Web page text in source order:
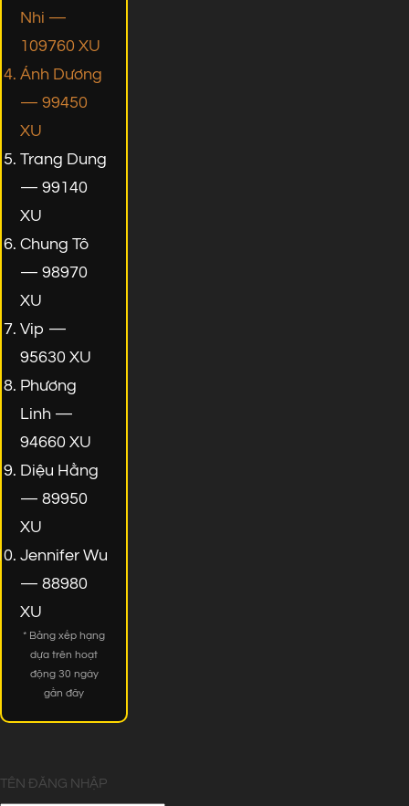
Nhi —
109760 XU
Ánh Dương
— 99450
XU
Trang Dung
— 99140
XU
Chung Tô
— 98970
XU
Vip —
95630 XU
Phương
Linh —
94660 XU
Diệu Hằng
— 89950
XU
Jennifer Wu
— 88980
XU
* Bảng xếp hạng
dựa trên hoạt
động 30 ngày
gần đây
TÊN ĐĂNG NHẬP